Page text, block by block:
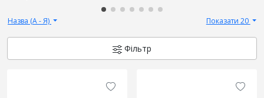
Назва (А - Я) Показати 20
Фільтр